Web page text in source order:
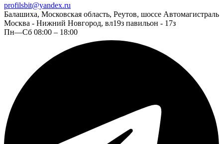
profilsbit@yandex.ru
Балашиха, Московская область, Реутов, шоссе Автомагистраль
Москва - Нижний Новгород, вл19з павильон - 17з
Пн—Сб 08:00 – 18:00